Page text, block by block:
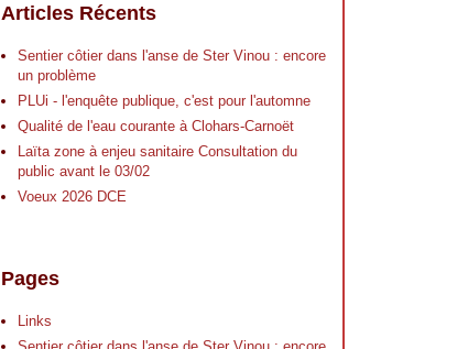
Articles Récents
Sentier côtier dans l'anse de Ster Vinou : encore
un problème
PLUi - l'enquête publique, c'est pour l'automne
Qualité de l'eau courante à Clohars-Carnoët
Laïta zone à enjeu sanitaire Consultation du
public avant le 03/02
Voeux 2026 DCE
Pages
Links